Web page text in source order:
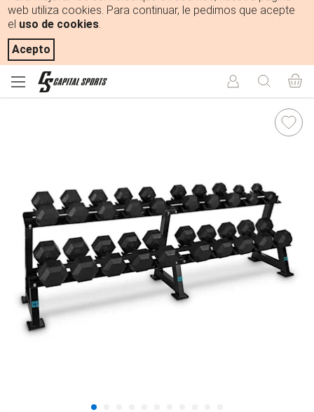
web utiliza cookies. Para continuar, le pedimos que acepte
el uso de cookies.
Acepto